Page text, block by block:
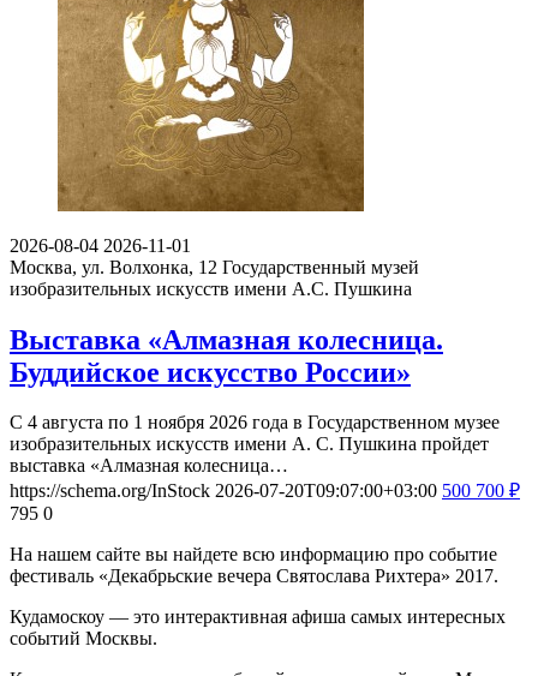
2026-08-04 2026-11-01
Москва, ул. Волхонка, 12 Государственный музей
изобразительных искусств имени А.С. Пушкина
Выставка «Алмазная колесница.
Буддийское искусство России»
С 4 августа по 1 ноября 2026 года в Государственном музее
изобразительных искусств имени А. С. Пушкина пройдет
выставка «Алмазная колесница…
https://schema.org/InStock 2026-07-20T09:07:00+03:00 500 700 ₽
795 0
На нашем сайте вы найдете всю информацию про событие
фестиваль «Декабрьские вечера Святослава Рихтера» 2017.
Кудамоскоу — это интерактивная афиша самых интересных
событий Москвы.